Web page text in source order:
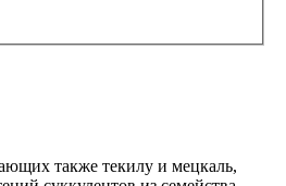
также текилу и мецкаль,